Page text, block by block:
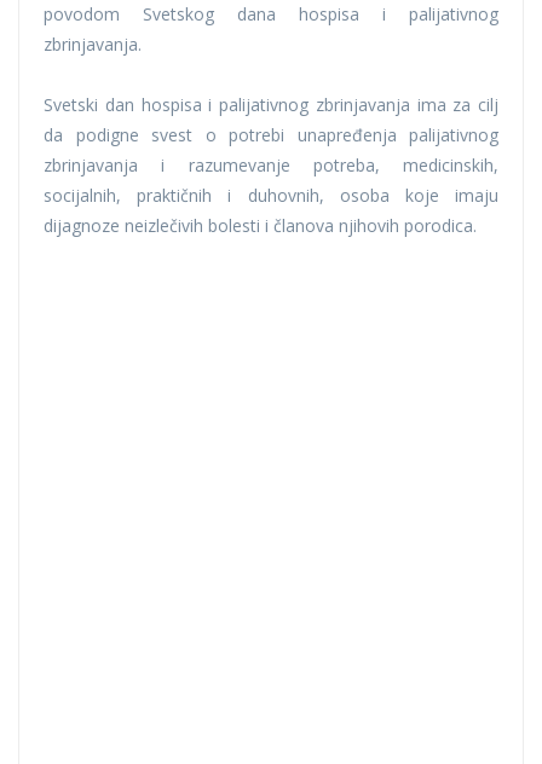
povodom Svetskog dana hospisa i palijativnog
zbrinjavanja.
Svetski dan hospisa i palijativnog zbrinjavanja ima za cilj
da podigne svest o potrebi unapređenja palijativnog
zbrinjavanja i razumevanje potreba, medicinskih,
socijalnih, praktičnih i duhovnih, osoba koje imaju
dijagnoze neizlečivih bolesti i članova njihovih porodica.